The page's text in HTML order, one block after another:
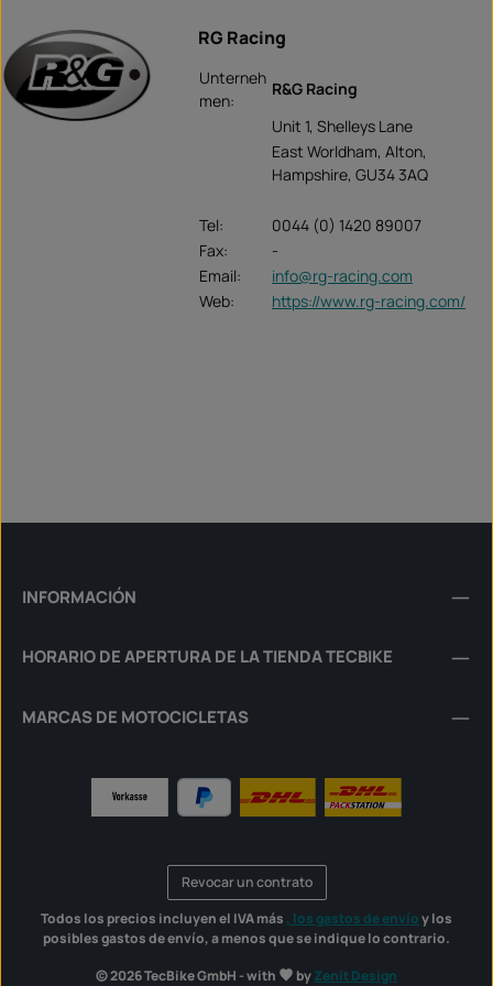
RG Racing
Unterneh
men:
R&G Racing
Unit 1, Shelleys Lane
East Worldham, Alton,
Hampshire, GU34 3AQ
Tel:
0044 (0) 1420 89007
Fax:
-
Email:
info@rg-racing.com
Web:
https://www.rg-racing.com/
INFORMACIÓN
HORARIO DE APERTURA DE LA TIENDA TECBIKE
MARCAS DE MOTOCICLETAS
Revocar un contrato
© 2026 TecBike GmbH - with byZenit Design
Todos los precios incluyen el IVA más , los gastos de envíoy los
posibles gastos de envío, a menos que se indique lo contrario.